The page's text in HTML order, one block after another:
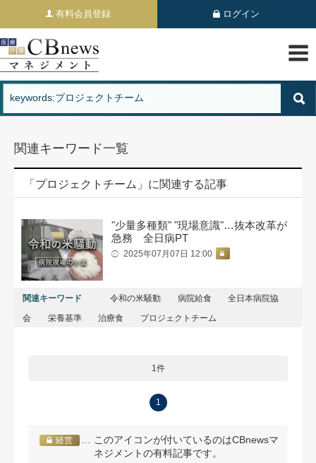
有料会員登録 ログイン
関連キーワード一覧
「プロジェクトチーム」に関連する記事
"少量多種類" "現場意識"…抜本改革が
急務 全日病PT
2025年07月07日 12:00
関連キーワード 令和の米騒動 病院給食
全日本病院協
会
栄養基準 治療食 プロジェクトチーム
1件
1
経営
… このアイコンが付いているのはCBnewsマ
ネジメントの有料記事です。